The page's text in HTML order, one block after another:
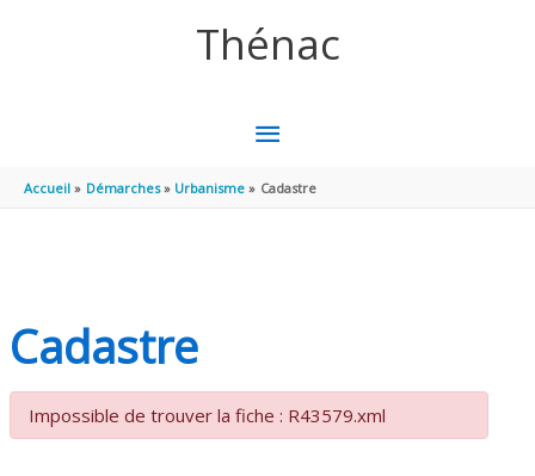
Thénac
MENU
PRINCIPAL
Accueil Démarches Urbanisme Cadastre
Cadastre
Impossible de trouver la fiche : R43579.xml